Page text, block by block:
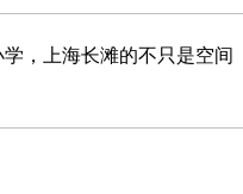
，上海长滩的不只是空间